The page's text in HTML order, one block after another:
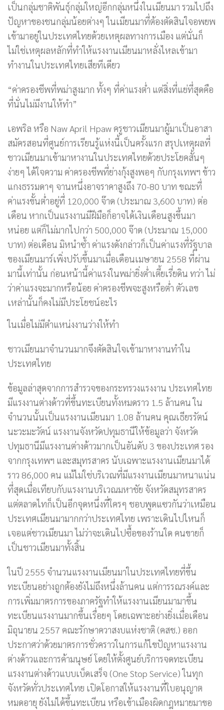
เป็นกลุ่มชาติพันธุ์กลุ่มใหญ่อีกกลุ่มหนึ่งในเมียนมา รวมไปถึง
ปัญหาของชนกลุ่มน้อยต่างๆ ในเมียนมาที่ต้องตัดสินใจอพยพ
เข้ามาอยู่ในประเทศไทยด้วยเหตุผลทางการเมือง แต่นั่นก็
ไม่ใช่เหตุผลหลักที่ทำให้แรงงานเมียนมาหลั่งไหลเข้ามา
ทำงานในประเทศไทยเสียทีเดียว
“ค่าครองชีพที่พม่าสูงมาก ทั้งๆ ที่ค่าแรงต่ำ แต่สิ่งที่แย่ที่สุดคือ
ที่นั่นไม่มีงานให้ทำ”
เอพริล หรือ Naw April Hpaw ครูชาวเมียนมาผู้มาเป็นอาสา
สมัครสอนที่ศูนย์การเรียนรู้แห่งนี้เป็นครั้งแรก สรุปเหตุผลที่
ชาวเมียนมาเข้ามาหางานในประเทศไทยด้วยประโยคสั้นๆ
ง่ายๆ ได้ใจความ ค่าครองชีพที่ย่างกุ้งสูงพอๆ กับกรุงเทพฯ ข้าว
แกงธรรมดาๆ จานหนึ่งอาจราคาสูงถึง 70-80 บาท ขณะที่
ค่าแรงขั้นต่ำอยู่ที่ 120,000 จ๊าด (ประมาณ 3,600 บาท) ต่อ
เดือน หากเป็นแรงงานมีฝีมือก็อาจได้เงินเดือนสูงขึ้นมา
หน่อย แต่ก็ไม่มากไปกว่า 500,000 จ๊าด (ประมาณ 15,000
บาท) ต่อเดือน มิหนำซ้ำ ค่าแรงดังกล่าวก็เป็นค่าแรงที่รัฐบาล
ของเมียนมาร์เพิ่งปรับขึ้นมาเมื่อเดือนเมษายน 2558 ที่ผ่าน
มานี้เท่านั้น ก่อนหน้านี้ค่าแรงในพม่ายิ่งต่ำเตี้ยเรี่ยดิน ทว่า ไม่
ว่าค่าแรงจะมากหรือน้อย ค่าครองชีพจะสูงหรือต่ำ ตัวเลข
เหล่านั้นก็คงไม่มีประโยชน์อะไร
ในเมื่อไม่มีตำแหน่งงานว่างให้ทำ
ชาวเมียนมาจำนวนมากจึงตัดสินใจเข้ามาหางานทำใน
ประเทศไทย
ข้อมูลล่าสุดจากการสำรวจของกระทรวงแรงงาน ประเทศไทย
มีแรงงานต่างด้าวที่ขึ้นทะเบียนทั้งหมดราว 1.5 ล้านคน ใน
จำนวนนั้นเป็นแรงงานเมียนมา 1.08 ล้านคน คุณเธียรรัตน์
นะวะมะวัตน์ แรงงานจังหวัดปทุมธานีให้ข้อมูลว่า จังหวัด
ปทุมธานีมีแรงงานต่างด้าวมากเป็นอันดับ 3 ของประเทศ รอง
จากกรุงเทพฯ และสมุทรสาคร นับเฉพาะแรงงานเมียนมาได้
ราว 86,000 คน แม้ไม่ใช่บริเวณที่มีแรงงานเมียนมาหนาแน่น
ที่สุดเมื่อเทียบกับแรงงานบริเวณมหาชัย จังหวัดสมุทรสาคร
แต่ตลาดไทก็เป็นอีกจุดหนึ่งที่ใครๆ ชอบพูดแซวกันว่าเหมือน
ประเทศเมียนมามากกว่าประเทศไทย เพราะเดินไปไหนก็
เจอแต่ชาวเมียนมา ไม่ว่าจะเดินไปซื้อของร้านใด คนขายก็
เป็นชาวเมียนมาทั้งสิ้น
ในปี 2555 จำนวนแรงงานเมียนมาในประเทศไทยที่ขึ้น
ทะเบียนอย่างถูกต้องยังไม่ถึงหนึ่งล้านคน แต่การรณรงค์และ
การเพิ่มมาตรการของภาครัฐทำให้แรงงานเมียนมามาขึ้น
ทะเบียนแรงงานมากขึ้นเรื่อยๆ โดยเฉพาะอย่างยิ่งเมื่อเดือน
มิถุนายน 2557 คณะรักษาควาสงบแห่งชาติ (คสช.) ออก
ประกาศว่าด้วยมาตรการชั่วคราวในการแก้ไขปัญหาแรงงาน
ต่างด้าวและการค้ามนุษย์ โดยให้ตั้งศูนย์บริการจดทะเบียน
แรงงานต่างด้าวแบบเบ็ดเสร็จ (One Stop Service) ในทุก
จังหวัดทั่วประเทศไทย เปิดโอกาสให้แรงงานที่ใบอนุญาต
หมดอายุ ยังไม่ได้ขึ้นทะเบียน หรือเข้าเมืองผิดกฎหมายมาขอ